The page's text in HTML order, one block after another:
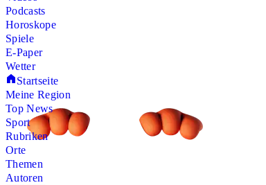
Podcasts
Horoskope
Spiele
E-Paper
Wetter
Startseite
Meine Region
Top News
Sport
Rubriken
Orte
Themen
Autoren